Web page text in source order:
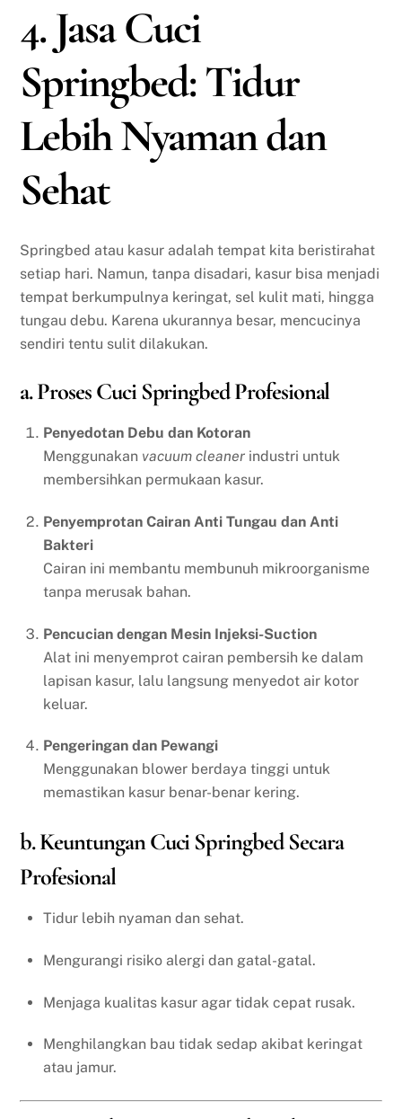
4. Jasa Cuci
Springbed: Tidur
Lebih Nyaman dan
Sehat
Springbed atau kasur adalah tempat kita beristirahat
setiap hari. Namun, tanpa disadari, kasur bisa menjadi
tempat berkumpulnya keringat, sel kulit mati, hingga
tungau debu. Karena ukurannya besar, mencucinya
sendiri tentu sulit dilakukan.
a. Proses Cuci Springbed Profesional
Penyedotan Debu dan Kotoran
Menggunakan vacuum cleaner industri untuk
membersihkan permukaan kasur.
Penyemprotan Cairan Anti Tungau dan Anti
Bakteri
Cairan ini membantu membunuh mikroorganisme
tanpa merusak bahan.
Pencucian dengan Mesin Injeksi-Suction
Alat ini menyemprot cairan pembersih ke dalam
lapisan kasur, lalu langsung menyedot air kotor
keluar.
Pengeringan dan Pewangi
Menggunakan blower berdaya tinggi untuk
memastikan kasur benar-benar kering.
b. Keuntungan Cuci Springbed Secara
Profesional
Tidur lebih nyaman dan sehat.
Mengurangi risiko alergi dan gatal-gatal.
Menjaga kualitas kasur agar tidak cepat rusak.
Menghilangkan bau tidak sedap akibat keringat
atau jamur.